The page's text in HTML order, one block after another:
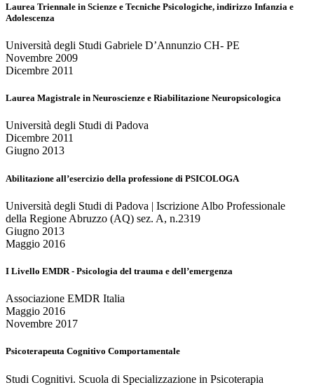
Laurea Triennale in Scienze e Tecniche Psicologiche, indirizzo Infanzia e
Adolescenza
Università degli Studi Gabriele D’Annunzio CH- PE
Novembre 2009
Dicembre 2011
Laurea Magistrale in Neuroscienze e Riabilitazione Neuropsicologica
Università degli Studi di Padova
Dicembre 2011
Giugno 2013
Abilitazione all’esercizio della professione di PSICOLOGA
Università degli Studi di Padova | Iscrizione Albo Professionale
della Regione Abruzzo (AQ) sez. A, n.2319
Giugno 2013
Maggio 2016
I Livello EMDR - Psicologia del trauma e dell’emergenza
Associazione EMDR Italia
Maggio 2016
Novembre 2017
Psicoterapeuta Cognitivo Comportamentale
Studi Cognitivi. Scuola di Specializzazione in Psicoterapia